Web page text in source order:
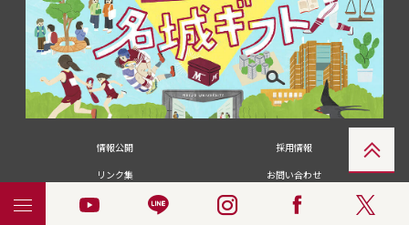
情報公開
採用情報
リンク集
お問い合わせ
メディアの皆さま
卒業生の皆さま